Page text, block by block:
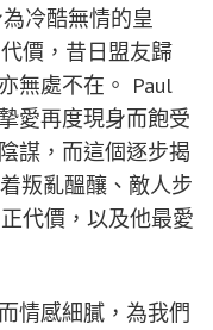
冷酷無情的皇
價，昔日盟友歸
無處不在。 Paul
愛再度現身而飽受
謀，而這個逐步揭
叛亂醞釀、敵人步
代價，以及他最愛
情感細膩，為我們